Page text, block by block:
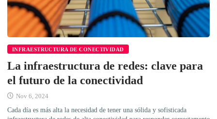
INFRAESTRUCTURA DE CONECTIVIDAD
La infraestructura de redes: clave para
el futuro de la conectividad
Nov 6, 2024
Cada día es más alta la necesidad de tener una sólida y sofisticada